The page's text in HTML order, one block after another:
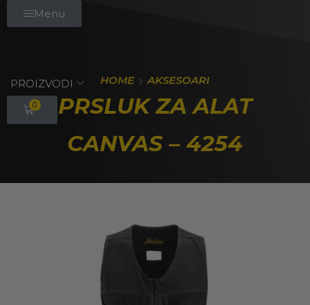
Menu
PROIZVODI
0
HOME AKSESOARI
PRSLUK ZA ALAT
CANVAS – 4254